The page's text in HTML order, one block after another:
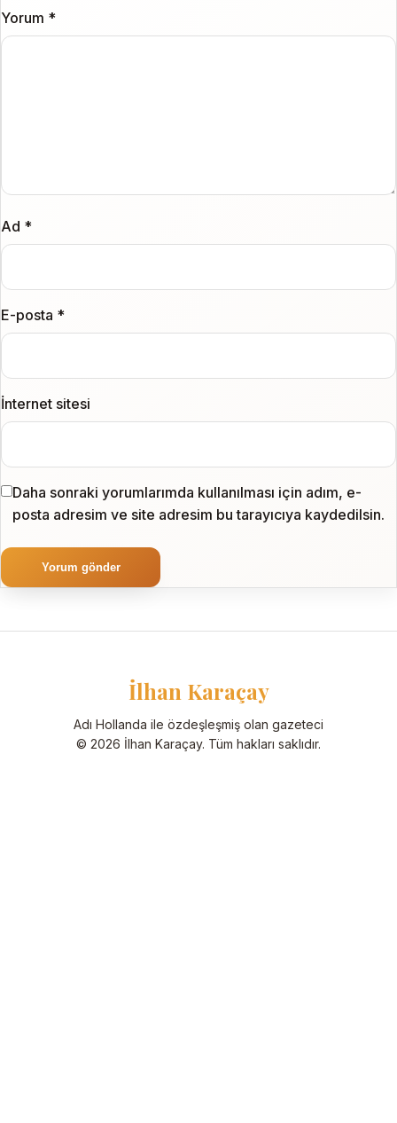
Yorum *
Ad *
E-posta *
İnternet sitesi
Daha sonraki yorumlarımda kullanılması için adım, e-
posta adresim ve site adresim bu tarayıcıya kaydedilsin.
İlhan Karaçay
Adı Hollanda ile özdeşleşmiş olan gazeteci
© 2026 İlhan Karaçay. Tüm hakları saklıdır.